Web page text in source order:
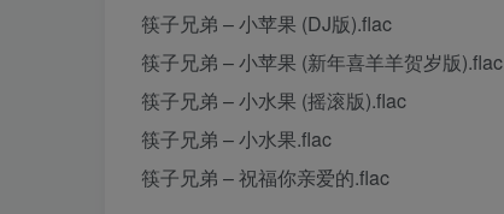
筷子兄弟 – 小苹果 (DJ版).flac
筷子兄弟 – 小苹果 (新年喜羊羊贺岁版).flac
筷子兄弟 – 小水果 (摇滚版).flac
筷子兄弟 – 小水果.flac
筷子兄弟 – 祝福你亲爱的.flac